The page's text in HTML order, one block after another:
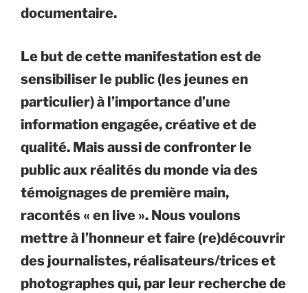
documentaire.
Le but de cette manifestation est de
sensibiliser le public (les jeunes en
particulier) à l’importance d’une
information engagée, créative et de
qualité. Mais aussi de confronter le
public aux réalités du monde via des
témoignages de première main,
racontés « en live ». Nous voulons
mettre à l’honneur et faire (re)découvrir
des journalistes, réalisateurs/trices et
photographes qui, par leur recherche de